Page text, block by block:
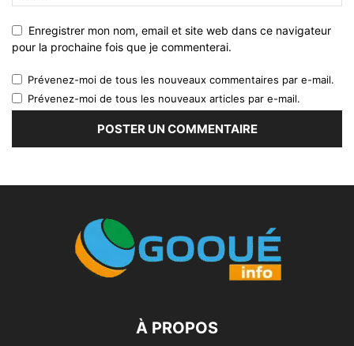
Enregistrer mon nom, email et site web dans ce navigateur
pour la prochaine fois que je commenterai.
Prévenez-moi de tous les nouveaux commentaires par e-mail.
Prévenez-moi de tous les nouveaux articles par e-mail.
À PROPOS